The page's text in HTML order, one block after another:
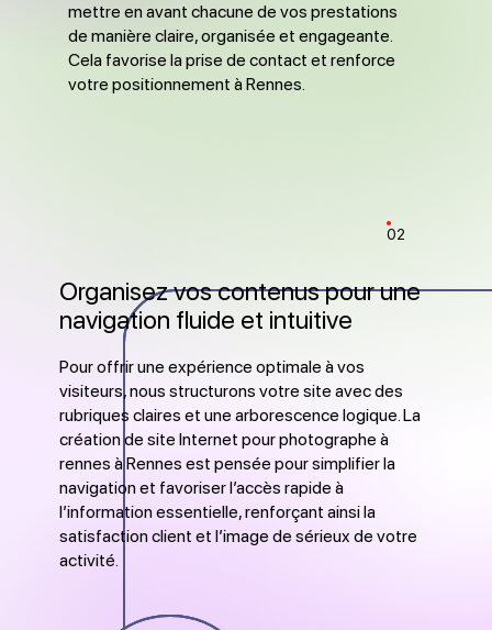
mettre en avant chacune de vos prestations
de manière claire, organisée et engageante.
Cela favorise la prise de contact et renforce
votre positionnement à Rennes.
02
Organisez vos contenus pour une
navigation fluide et intuitive
Pour offrir une expérience optimale à vos
visiteurs, nous structurons votre site avec des
rubriques claires et une arborescence logique. La
création de site Internet pour photographe à
rennes à Rennes est pensée pour simplifier la
navigation et favoriser l’accès rapide à
l’information essentielle, renforçant ainsi la
satisfaction client et l’image de sérieux de votre
activité.